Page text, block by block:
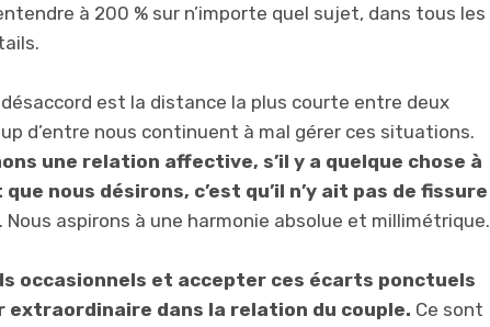
à 200 % sur n’importe quel sujet, dans tous les
désaccord est la distance la plus courte entre deux
d’entre nous continuent à mal gérer ces situations.
une relation affective, s’il y a quelque chose à
nous désirons, c’est qu’il n’y ait pas de fissure
. Nous aspirons à une harmonie absolue et millimétrique.
occasionnels et accepter ces écarts ponctuels
dans la relation du couple. Ce sont